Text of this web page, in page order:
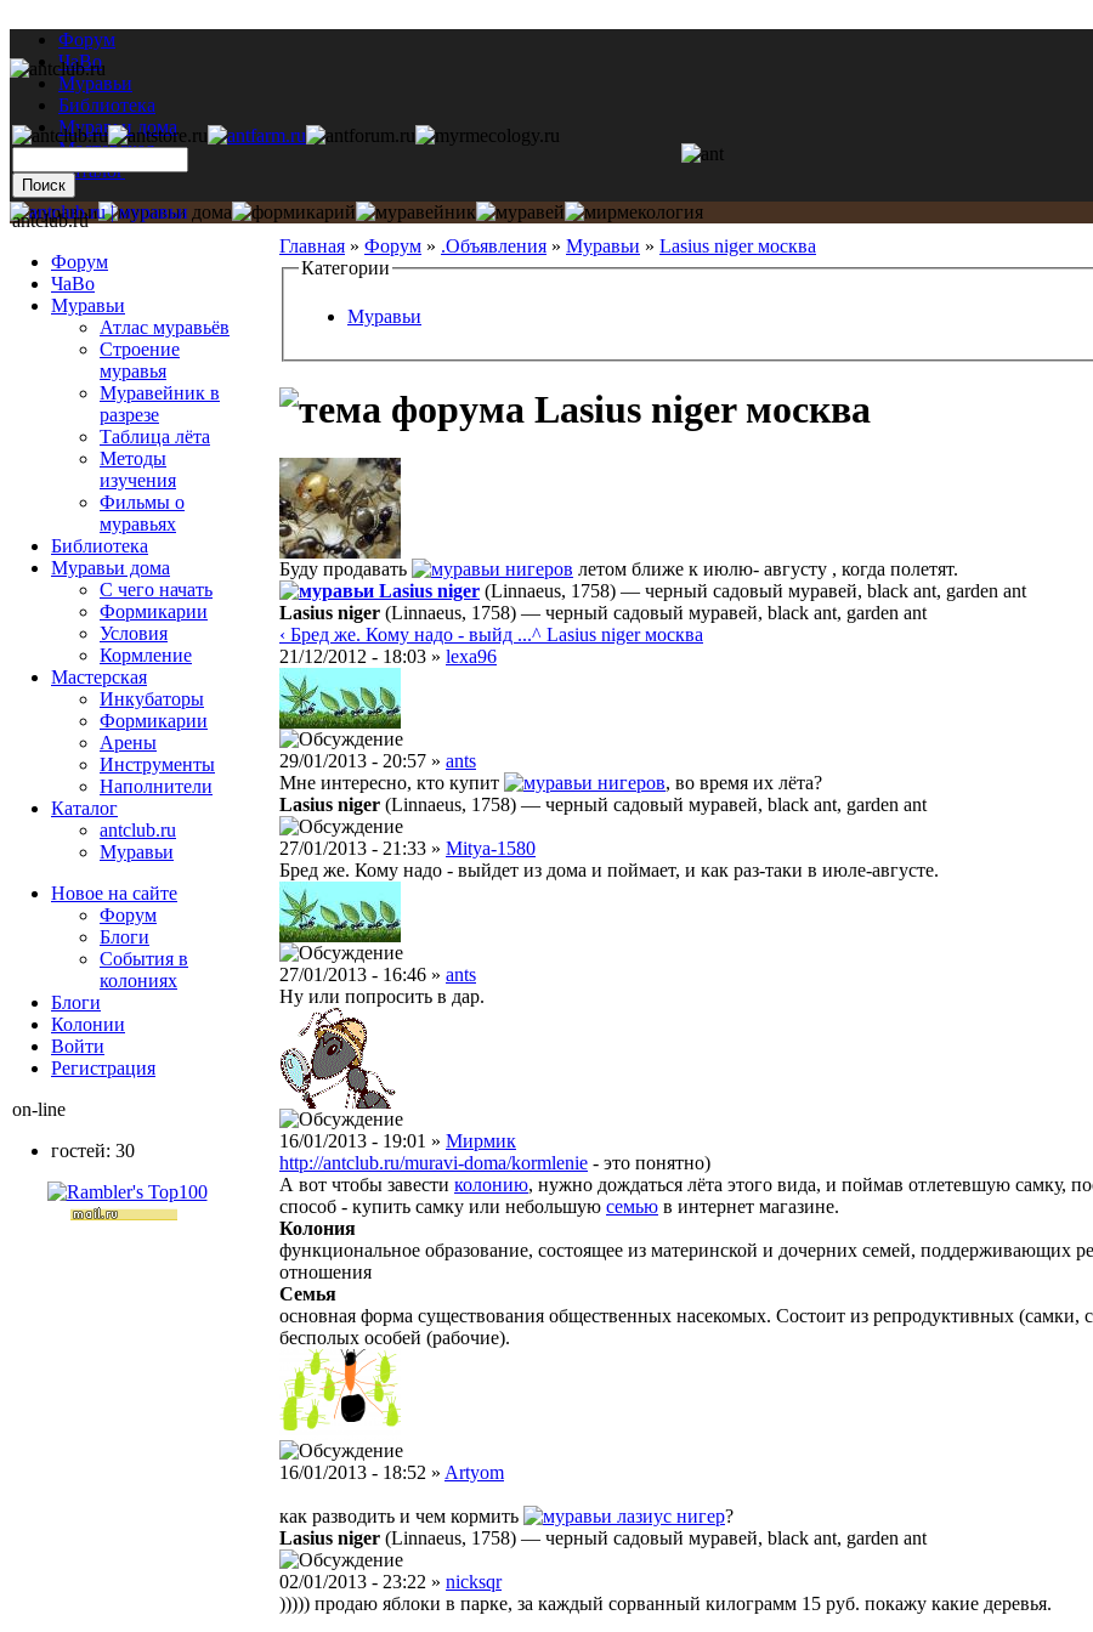
Форум
ЧаВо
Муравьи
Библиотека
Муравьи дома
Мастерская
Каталог
Главная » Форум » .Объявления » Муравьи » Lasius niger москва
Категории
Муравьи
Lasius niger москва
Буду продавать нигеров летом ближе к июлю- августу , когда полетят.
Lasius niger (Linnaeus, 1758) — черный садовый муравей, black ant, garden ant
Lasius niger (Linnaeus, 1758) — черный садовый муравей, black ant, garden ant
‹ Бред же. Кому надо - выйд ...^ Lasius niger москва
21/12/2012 - 18:03 » lexa96
29/01/2013 - 20:57 » ants
Мне интересно, кто купит
нигеров, во время их лёта?
Lasius niger (Linnaeus, 1758) — черный садовый муравей, black ant, garden ant
27/01/2013 - 21:33 » Mitya-1580
Бред же. Кому надо - выйдет из дома и поймает, и как раз-таки в июле-августе.
27/01/2013 - 16:46 » ants
Ну или попросить в дар.
16/01/2013 - 19:01 » Мирмик
http://antclub.ru/muravi-doma/kormlenie - это понятно)
А вот чтобы завести колонию, нужно дождаться лёта этого вида, и поймав отлетевшую самку,
способ - купить самку или небольшую семью в интернет магазине.
Колония
функциональное образование, состоящее из материнской и дочерних семей, поддерживающих
отношения
Семья
основная форма существования общественных насекомых. Состоит из репродуктивных
бесполых особей (рабочие).
16/01/2013 - 18:52 » Artyom
как разводить и чем кормить лазиус нигер?
Lasius niger (Linnaeus, 1758) — черный садовый муравей, black ant, garden ant
02/01/2013 - 23:22 » nicksqr
))))) продаю яблоки в парке, за каждый сорванный килограмм 15 руб. покажу какие деревья.
antclub.ru
Форум
ЧаВо
Муравьи
Атлас муравьёв
Строение
муравья
Муравейник в
разрезе
Таблица лёта
Методы
изучения
Фильмы о
муравьях
Библиотека
Муравьи дома
С чего начать
Формикарии
Условия
Кормление
Мастерская
Инкубаторы
Формикарии
Арены
Инструменты
Наполнители
Каталог
antclub.ru
Муравьи
Новое на сайте
Форум
Блоги
События в
колониях
Блоги
Колонии
Войти
Peгиcтpaция
on-line
гостей: 30